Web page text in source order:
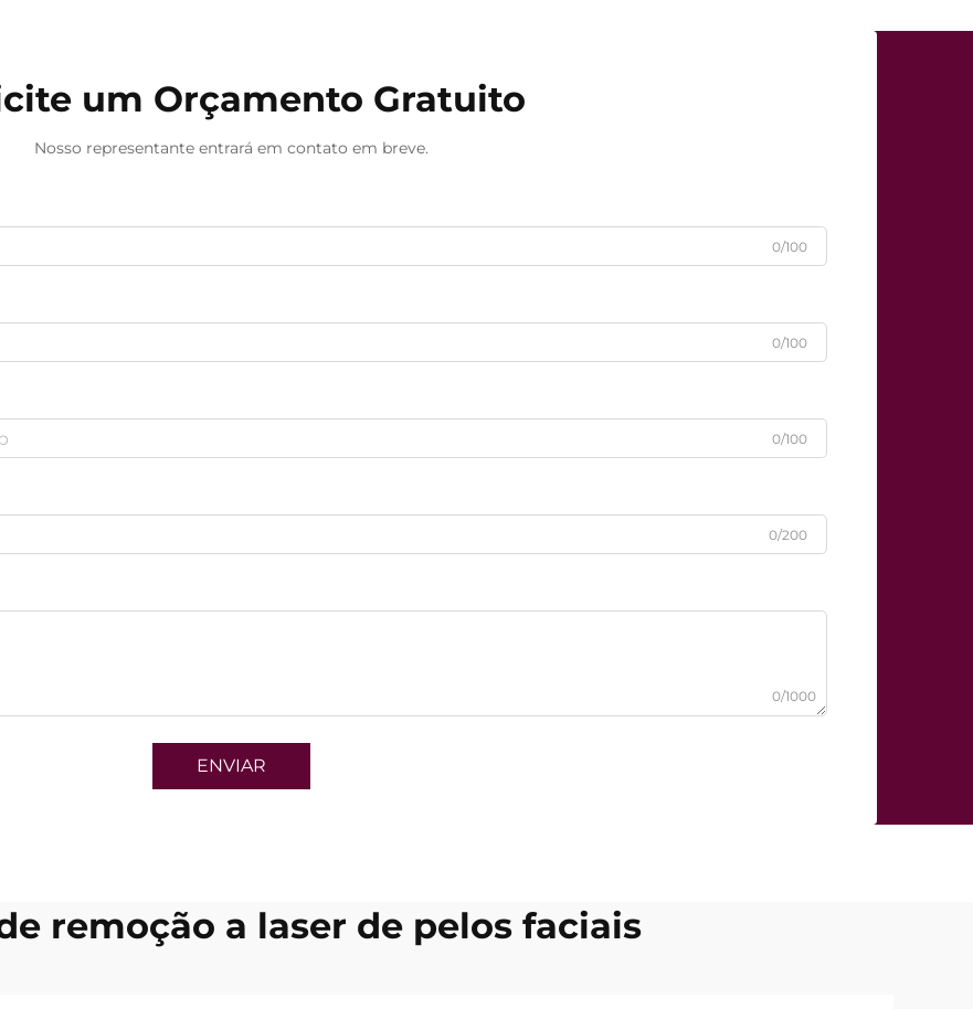
um Orçamento Gratuito
Nosso representante entrará em contato em breve.
0/100
0/100
0/100
0/200
0/1000
ENVIAR
remoção a laser de pelos faciais